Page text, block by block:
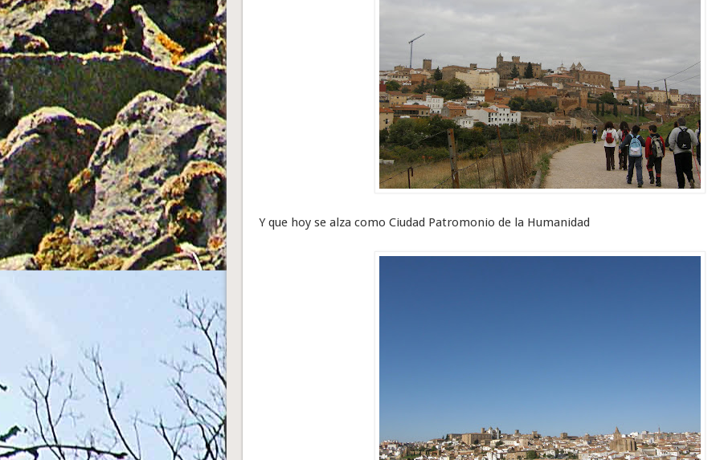
Y que hoy se alza como Ciudad Patromonio de la Humanidad